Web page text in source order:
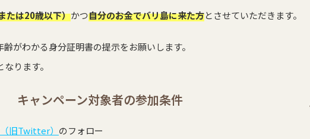
たは20歳以下）かつ自分のお金でバリ島に来た方とさせていただきます。
がわかる身分証明書の提示をお願いします。
ります。
キャンペーン対象者の参加条件
旧Twitter） のフォロー